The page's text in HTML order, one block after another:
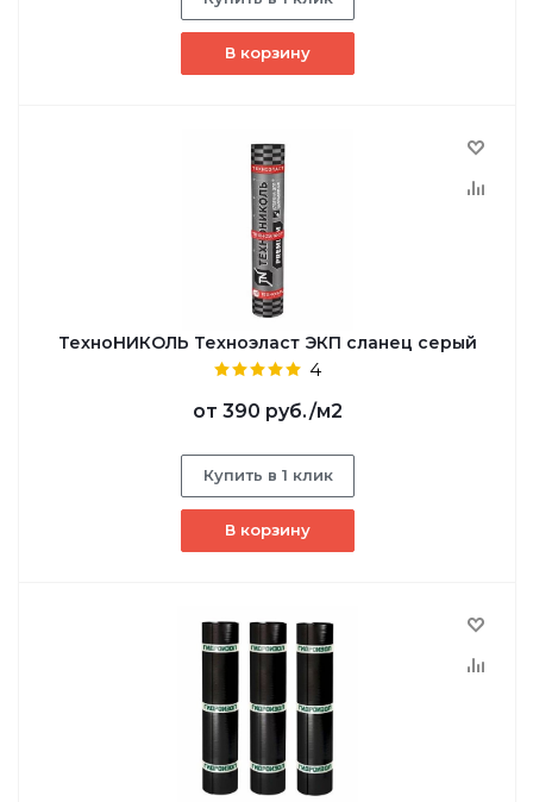
В корзину
ТехноНИКОЛЬ Техноэласт ЭКП сланец серый
4
от 390 руб./м2
Купить в 1 клик
В корзину